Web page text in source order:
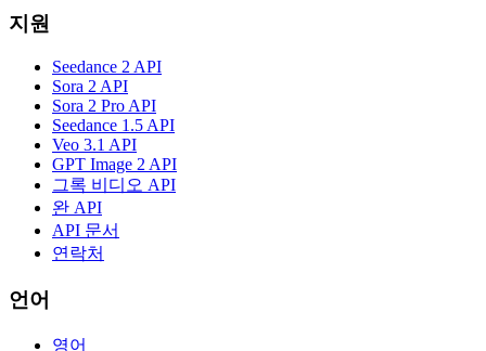
지원
Seedance 2 API
Sora 2 API
Sora 2 Pro API
Seedance 1.5 API
Veo 3.1 API
GPT Image 2 API
그록 비디오 API
완 API
API 문서
연락처
언어
영어